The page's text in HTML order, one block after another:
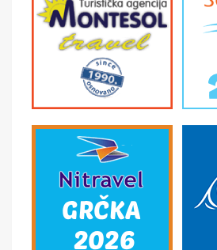
putovanja ka Arezzu – rodnom gradu
Petrarke i domu najposećenijeg
u Italiji. Šetnja istorijskim delom
poznatog po scenama iz filma „La Vita
poznat i po Baziliki Sv. Frančeska,
tvrđavi Medičijevih. Slobodno vreme.
5. DAN CHIANCIANO TERME -
Doručak. Napuštanje hotelskih soba .
fakultativni izlet u Montepulciano -
renesansnog izgleda sa živopisnim
poznat po proizvodnji vina Nobile.
zahvaljujući jednom od njih izgradjen